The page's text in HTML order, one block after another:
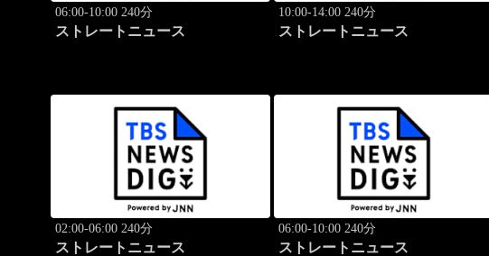
06:00-10:00 240分
ストレートニュース
10:00-14:00 240分
ストレートニュース
02:00-06:00 240分
ストレートニュース
06:00-10:00 240分
ストレートニュース